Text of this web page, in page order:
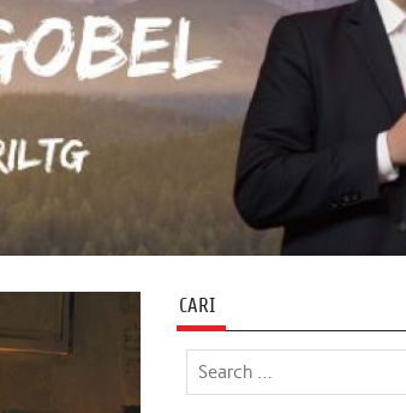
CARI